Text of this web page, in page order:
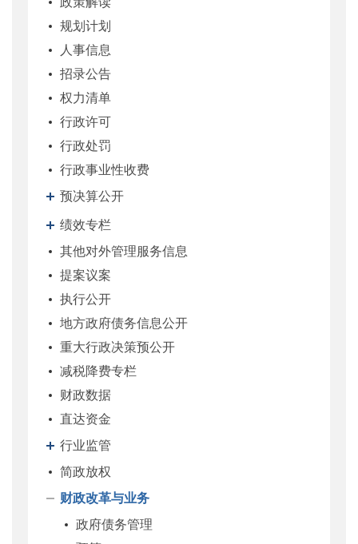
规划计划
人事信息
招录公告
权力清单
行政许可
行政处罚
行政事业性收费
预决算公开
绩效专栏
其他对外管理服务信息
提案议案
执行公开
地方政府债务信息公开
重大行政决策预公开
减税降费专栏
财政数据
直达资金
行业监管
简政放权
财政改革与业务
政府债务管理